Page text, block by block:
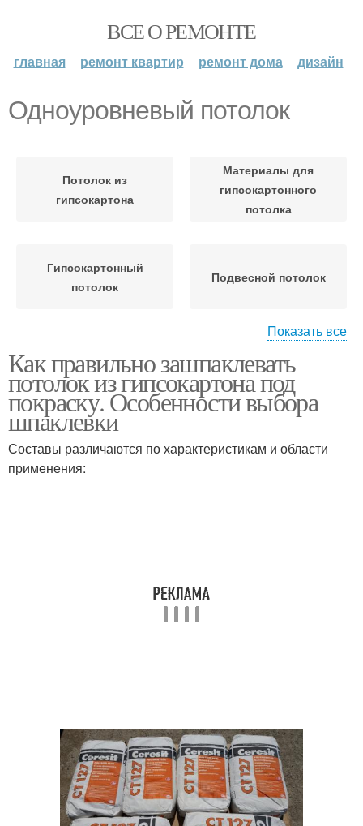
ВСЕ О РЕМОНТЕ
главная ремонт квартир ремонт дома дизайн
Одноуровневый потолок
Потолок из
гипсокартона
Материалы для
гипсокартонного
потолка
Гипсокартонный
потолок
Подвесной потолок
Потолок по шагам
пластиковых панелей
Подвесные потолки
Потолки в ванной
Каркас для реечного
потолка
Тканевые потолки
Показать все
Как правильно зашпаклевать
потолок из гипсокартона под
покраску. Особенности выбора
шпаклевки
Составы различаются по характеристикам и области
применения: